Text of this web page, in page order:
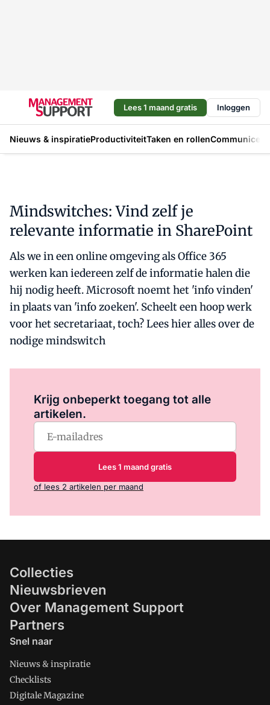
Lees 1 maand gratis Inloggen
Nieuws & inspiratieProductiviteitTaken en rollen
Mindswitches: Vind zelf je
relevante informatie in SharePoint
Als we in een online omgeving als Office 365
werken kan iedereen zelf de informatie halen die
hij nodig heeft. Microsoft noemt het 'info vinden'
in plaats van 'info zoeken'. Scheelt een hoop werk
voor het secretariaat, toch? Lees hier alles over de
nodige mindswitch
Krijg onbeperkt toegang tot alle
artikelen.
Lees 1 maand gratis
of lees 2 artikelen per maand
Collecties
Nieuwsbrieven
Over Management Support
Partners
Snel naar
Nieuws & inspiratie
Checklists
Digitale Magazine